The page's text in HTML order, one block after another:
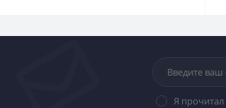
Я прочитал